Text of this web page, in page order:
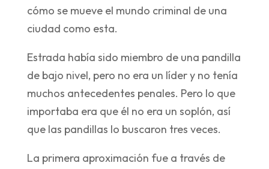
cómo se mueve el mundo criminal de una
ciudad como esta.
Estrada había sido miembro de una pandilla
de bajo nivel, pero no era un líder y no tenía
muchos antecedentes penales. Pero lo que
importaba era que él no era un soplón, así
que las pandillas lo buscaron tres veces.
La primera aproximación fue a través de